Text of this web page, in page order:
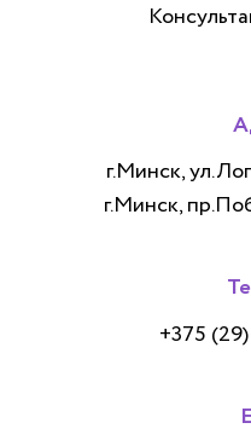
г.Минск,
г.Минск,
+375